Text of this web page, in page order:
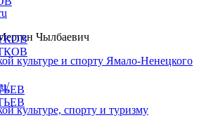
Чылбаевич
культуре и спорту Ямало-Ненецкого
культуре, спорту и туризму